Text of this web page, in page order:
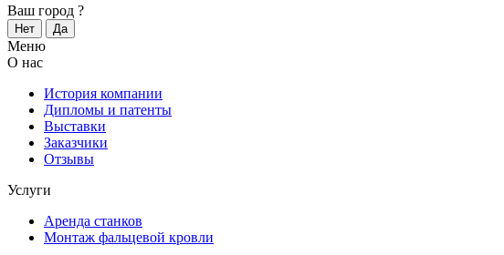
Ваш город ?
Нет Да
Меню
О нас
История компании
Дипломы и патенты
Выставки
Заказчики
Отзывы
Услуги
Аренда станков
Монтаж фальцевой кровли